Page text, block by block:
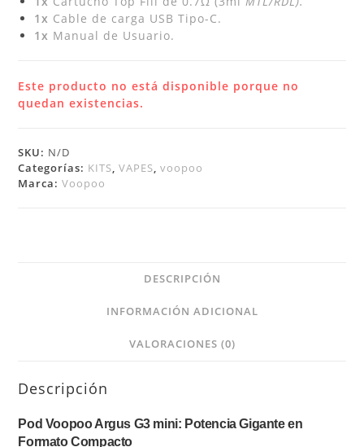
1x Cable de carga USB Tipo-C.
1x Manual de Usuario.
Este producto no está disponible porque no
quedan existencias.
SKU: N/D
Categorías: KITS,VAPES,voopoo
Marca:Voopoo
DESCRIPCIÓN
INFORMACIÓN ADICIONAL
VALORACIONES (0)
Descripción
Pod Voopoo Argus G3 mini: Potencia Gigante en
Formato Compacto